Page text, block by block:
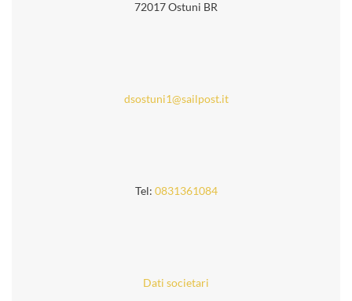
72017 Ostuni BR
dsostuni1@sailpost.it
Tel: 0831361084
Dati societari